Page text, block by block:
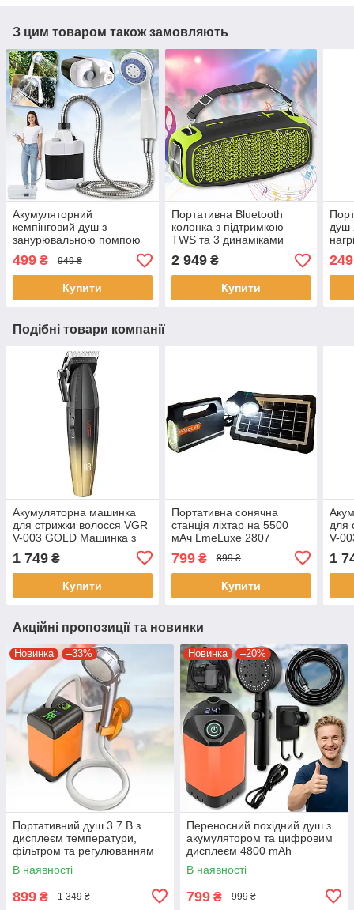
З цим товаром також замовляють
Акумуляторний
кемпінговий душ з
занурювальною помпою
499 ₴ 949 ₴
Купити
Портативна Bluetooth
колонка з підтримкою
TWS та 3 динаміками
2 949₴
Купити
душ
249
Подібні товари компанії
Акумуляторна машинка
для стрижки волосся VGR
V-003 GOLD Машинка з
акумулятором 2500 мАч
1 749 ₴
Купити
Портативна сонячна
станція ліхтар на 5500
мАч LmeLuxe 2807
панеллю та лампами
799₴ 899 ₴
Купити
для
V-
1
Акційні пропозиції та новинки
Новинка –33%
Портативний душ 3.7 В з
дисплеєм температури,
фільтром та регулюванням
напору
В наявності
899 ₴ 1 349 ₴
Новинка –20%
Переносний похідний душ з
акумулятором та цифровим
дисплеєм 4800 mAh
В наявності
799 ₴ 999 ₴